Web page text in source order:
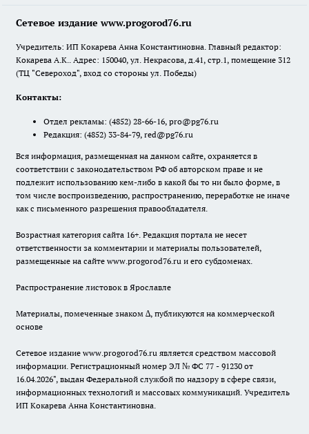
Сетевое издание www.progorod76.ru
Учредитель: ИП Кокарева Анна Константиновна. Главный редактор:
Кокарева А.К.. Адрес: 150040, ул. Некрасова, д.41, стр.1, помещение 312
(ТЦ "Североход", вход со стороны ул. Победы)
Контакты:
Отдел рекламы: (4852) 28-66-16, pro@pg76.ru
Редакция: (4852) 33-84-79, red@pg76.ru
Вся информация, размещенная на данном сайте, охраняется в
соответствии с законодательством РФ об авторском праве и не
подлежит использованию кем-либо в какой бы то ни было форме, в
том числе воспроизведению, распространению, переработке не иначе
как с письменного разрешения правообладателя.
Возрастная категория сайта 16+. Редакция портала не несет
ответственности за комментарии и материалы пользователей,
размещенные на сайте www.progorod76.ru и его субдоменах.
Распространение листовок в Ярославле
Материалы, помеченные знаком ∆, публикуются на коммерческой
основе
Сетевое издание www.progorod76.ru является средством массовой
информации. Регистрационный номер ЭЛ № ФС 77 - 91230 от
16.04.2026", выдан Федеральной службой по надзору в сфере связи,
информационных технологий и массовых коммуникаций. Учредитель
ИП Кокарева Анна Константиновна.